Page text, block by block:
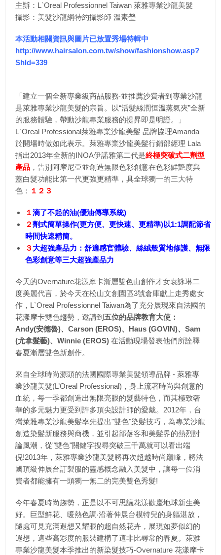
主辦：L`Oreal Professionnel Taiwan 萊雅專業沙龍美髮
攝影：美髮沙龍網特約攝影師 溫素瑩
本活動相關資訊與圖片已放置秀場特輯中
http://www.hairsalon.com.tw/show/fashionshow.asp?
ShId=339
「建立一個全新專業級商品服務‧並推薦沙費者到專業沙龍
是萊雅專業沙龍美髮的宗旨。以“活髮絲潤恒溫蒸氣夾”全新
的服務體驗，帶動沙龍專業服務的提昇即是明證。」
L`Oreal Professional萊雅專業沙龍美髮 品牌協理Amanda
於開場時做如此表示。萊雅專業沙龍美髮行銷部經理 Lala
指出2013年全新的INOA伊諾雅第二代是終極突破式二劑型
產品 ，告別阿摩尼亞並創造無限色彩創意在色彩鮮艷度與
蓋白髮功能比第一代更強更精準，具全球獨一的三大特
色： １２３
１滴了不起的油(優油傳導系統)
２劑式簡單操作(更方便、更快速、更精準)以1:1調配節省
時間快速精簡。
３ 大超強產品力：舒適感官體驗、絲絨般質地修護、無限
色彩創意等三大超強產品力
今天的Overnature花漾摩卡漸層雙色由創作才女袁詠琳二
度美麗代言，於今天在松山文創園區3號倉庫獻上走秀處女
作，L`Oreal Professionnel Taiwan為了充分展現來自法國的
花漾摩卡雙色趨勢，邀請到 五位的品牌教育大使：
Andy(安德魯)、Carson (EROS)、Haus (GOVIN)、Sam
(尤拿髮藝)、Winnie (EROS) 在活動現場發表他們所詮釋
春夏漸層雙色新創作。
來自全球時尚源頭的法國國際專業美髮領導品牌 - 萊雅專
業沙龍美髮(L’Oreal Professional)，身上流著時尚與創意的
血統，每一季都創造出無限亮眼的髮藝特色，而其極致奢
華的多元魅力更受到許多頂尖設計師的愛戴。2012年，台
灣萊雅專業沙龍美髮率先提出"雙色"染髮技巧，為專業沙龍
創造染髮新服務與商機，並引起部落客和美髮界的熱烈討
論風潮，從"雙色"關鍵字搜尋突破三千萬就可以看出端
倪!2013年，萊雅專業沙龍美髮將再次超越時尚巔峰，將法
國頂級伸展台訂製服的靈感概念融入美髮中，讓每一位消
費者都能擁有一頭獨一無二的完美雙色秀髮!
今年春夏時尚趨勢，正是以不可思議花漾歡慶地球新生美
好。巨型鮮花、暖熱色調‧沿著伸展台模特兒的身軀湛放，
隨處可見充滿遐想又耀眼的超自然花卉，展現如夢似幻的
遐想，這些高彩度的服裝建構了這非比尋常的春夏。萊雅
專業沙龍美髮本季推出的新染髮技巧-Overnature 花漾摩卡